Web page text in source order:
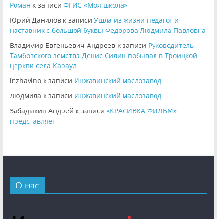
Роман к записи ФГИС «Моя школа»
Юрий Даниловк записи Ушла из жизни педагог и
наставник с большой буквы Федорова Людмила Павловна
Владимир Евгеньевич Андреевк записи Руководитель
Тамбовского земства Денис Силин побывал в Троицкой
церкви села Караул
inzhavinoк записи Инжавинский маслозавод
Людмила к записи Инжавинский маслозавод
Забадыкин Андрей к записи «КРАСИВКА ФИЛЬМ»
представляет
О нас